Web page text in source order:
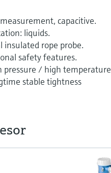
capacitive.
liquids.
insulated rope probe.
safety features.
pressure / high temperature
stable tightness